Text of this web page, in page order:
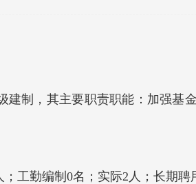
制，其主要职责职能：加强基
工勤编制0名；实际2人；长期聘